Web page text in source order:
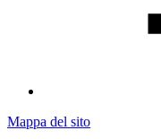
Mappa del sito